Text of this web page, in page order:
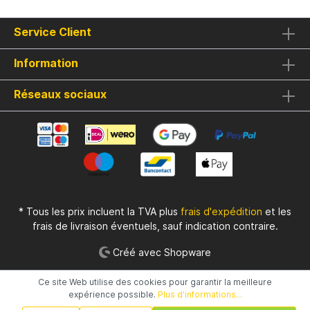
Stylé et Conception PratiqueLe motif
camouflage de ces seaux s'intègre
le transport facile. Avec 4 pièces par
emballage, vous êtes toujours bien
préparé.Spécifications :Seau Robuste et
particules, stocker des bouillettes et
garder l’amorce fraîcheCaractéristiques :
Robuste, pratique pour le stockage des
appâts et accessoires, et pour maintenir
l'humidité des prisesDesign Camouflage :
Service Client
Information
Réseaux sociaux
* Tous les prix incluent la TVA plus frais d'expédition et les
frais de livraison éventuels, sauf indication contraire.
Créé avec Shopware
Ce site Web utilise des cookies pour garantir la meilleure
expérience possible. Plus d'informations...